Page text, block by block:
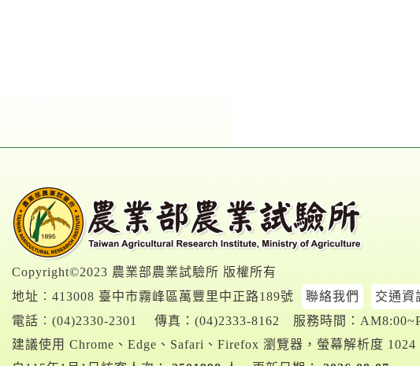
Copyright©2023 農業部農業試驗所 版權所有
地址︰413008 臺中市霧峰區萬豐里中正路189號
聯絡我們
交通資
電話︰ (04)2330-2301 傳真：(04)2333-8162
服務時間：
建議使用 Chrome、Edge、Safari、Firefox 瀏覽器，螢幕解析度